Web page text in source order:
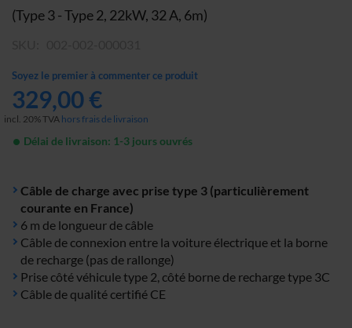
the
the
images
gallery
(Type 3 - Type 2, 22kW, 32 A, 6m)
Soyez le premier à commenter ce produit
329,00 €
incl. 20% TVA hors frais de livraison
Délai de livraison: 1-3 jours ouvrés
Câble de charge avec prise type 3 (particulièrement
courante en France)
6 m de longueur de câble
Câble de connexion entre la voiture électrique et la borne
de recharge (pas de rallonge)
Prise côté véhicule type 2, côté borne de recharge type 3C
Câble de qualité certifié CE